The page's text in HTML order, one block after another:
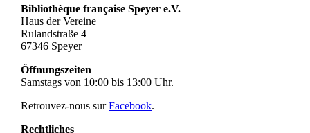
Bibliothèque française Speyer e.V.
Haus der Vereine
Rulandstraße 4
67346 Speyer
Öffnungszeiten
Samstags von 10:00 bis 13:00 Uhr.
Retrouvez-nous surFacebook.
Rechtliches